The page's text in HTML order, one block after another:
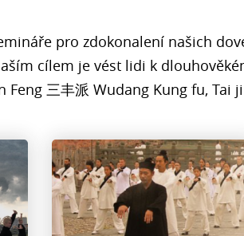
pro zdokonalení našich
cílem je vést lidi k
三丰派 Wudang Kung fu, Tai